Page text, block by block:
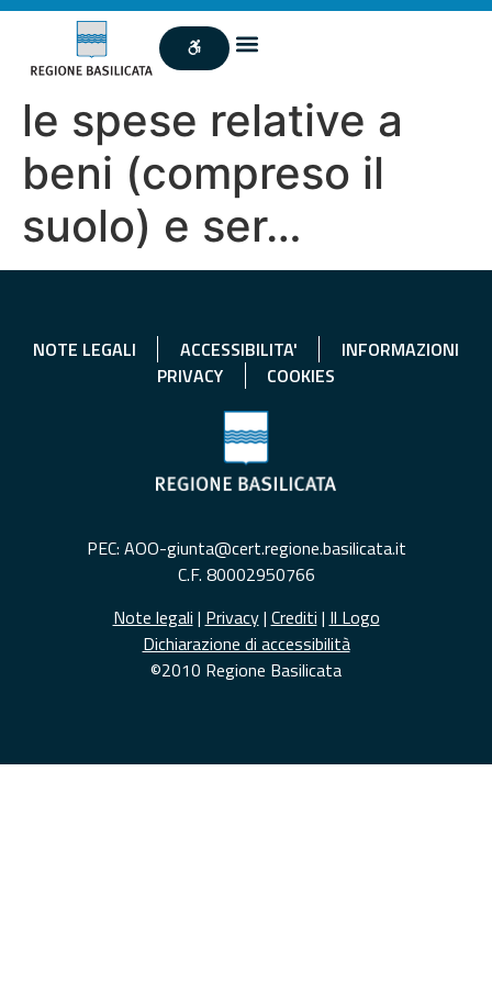
le spese relative a
beni (compreso il
suolo) e ser…
NOTE LEGALI ACCESSIBILITA'
INFORMAZIONI
PRIVACY
COOKIES
PEC: AOO-giunta@cert.regione.basilicata.it
C.F. 80002950766
Note legali | Privacy| Crediti | Il Logo
Dichiarazione di accessibilità
©2010 Regione Basilicata